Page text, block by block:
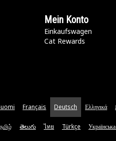
Mein Konto
Einkaufswagen
Cat Rewards
Français Deutsch Ελληνικά
తెలుగు ไทย Türkçe